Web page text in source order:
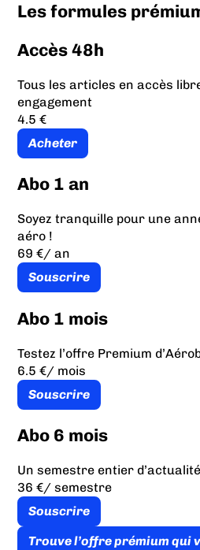
Les formules
Accès 48h
Tous les articles en accès
engagement
4.5 €
Acheter
Abo 1 an
Soyez tranquille pour une
aéro !
69 €/ an
Souscrire
Abo 1 mois
Testez l’offre Premium
6.5 €/ mois
Souscrire
Abo 6 mois
Un semestre entier
36 €/ semestre
Souscrire
Trouve l’offre prémium qui